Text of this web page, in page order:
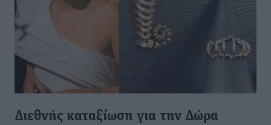
Διεθνής καταξίωση για την Δώρα